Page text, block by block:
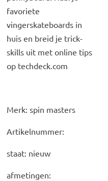
favoriete
vingerskateboards in
huis en breid je trick-
skills uit met online tips
op techdeck.com
Merk: spin masters
Artikelnummer:
staat: nieuw
afmetingen: